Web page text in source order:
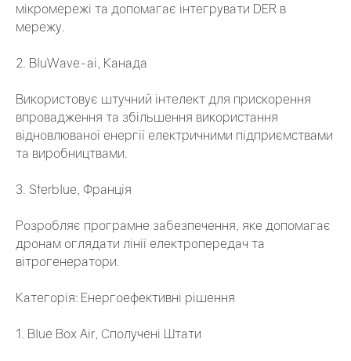
мікромережі та допомагає інтегрувати DER в
мережу.
2. BluWave-ai, Канада
Використовує штучний інтелект для прискорення
впровадження та збільшення використання
відновлюваної енергії електричними підприємствами
та виробництвами.
3. Sterblue, Франція
Розробляє програмне забезпечення, яке допомагає
дронам оглядати лінії електропередач та
вітрогенератори.
Категорія: Енергоефективні рішення
1. Blue Box Air, Сполучені Штати